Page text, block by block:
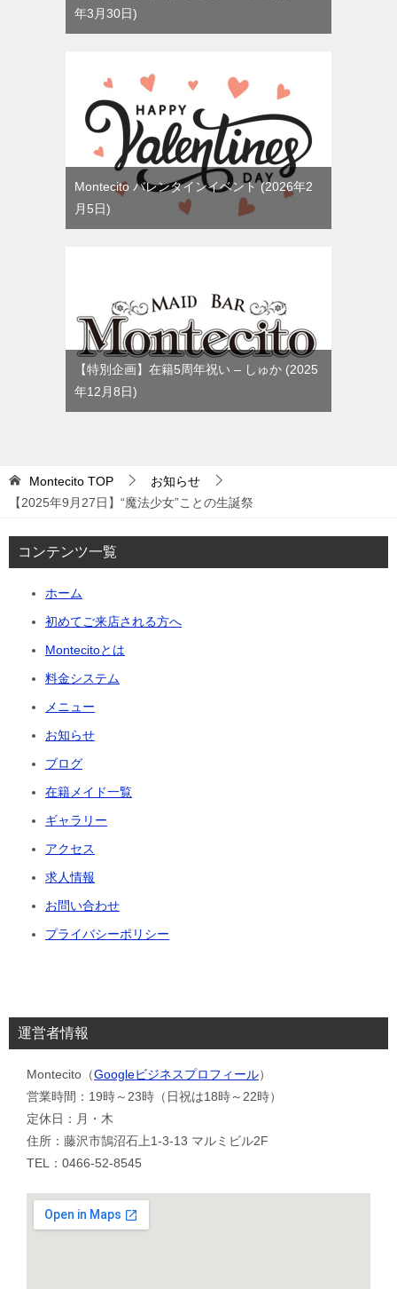
年3月30日
Montecito バレンタインイベント
2026年2
月5日
【特別企画】在籍5周年祝い – しゅか
2025
年12月8日
Montecito TOP
お知らせ
【2025年9月27日】“魔法少女”ことの生誕祭
コンテンツ一覧
ホーム
初めてご来店される方へ
Montecitoとは
料金システム
メニュー
お知らせ
ブログ
在籍メイド一覧
ギャラリー
アクセス
求人情報
お問い合わせ
プライバシーポリシー
運営者情報
Montecito（Googleビジネスプロフィール）
営業時間：19時～23時（日祝は18時～22時）
定休日：月・木
住所：藤沢市鵠沼石上1-3-13 マルミビル2F
TEL：0466-52-8545